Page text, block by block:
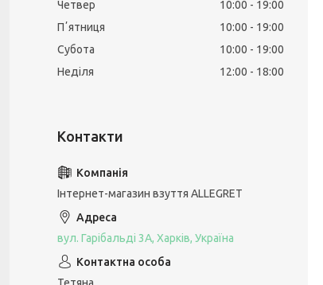
Четвер
10:00
19:00
Пʼятниця
10:00
19:00
Субота
10:00
19:00
Неділя
12:00 18:00
Інтернет-магазин взуття ALLEGRET
вул. Гарібальді 3А, Харків, Україна